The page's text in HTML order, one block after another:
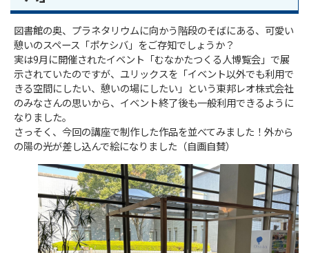
図書館の奥、プラネタリウムに向かう階段のそばにある、可愛い
憩いのスペース「ポケシバ」をご存知でしょうか？
実は9月に開催されたイベント「むなかたつくる人博覧会」で展
示されていたのですが、ユリックスを「イベント以外でも利用で
きる空間にしたい、憩いの場にしたい」という東邦レオ株式会社
のみなさんの思いから、イベント終了後も一般利用できるように
なりました。
さっそく、今回の講座で制作した作品を並べてみました！外から
の陽の光が差し込んで絵になりました（自画自賛）